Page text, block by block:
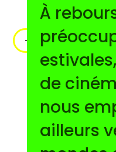
À
de
nous
ailleurs
+INFO